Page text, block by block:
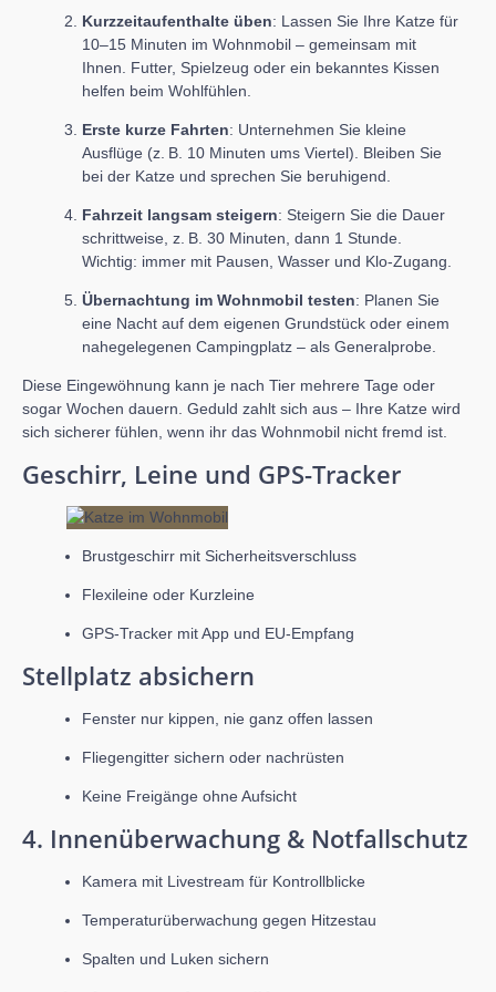
Kurzzeitaufenthalte üben: Lassen Sie Ihre Katze für
10–15 Minuten im Wohnmobil – gemeinsam mit
Ihnen. Futter, Spielzeug oder ein bekanntes Kissen
helfen beim Wohlfühlen.
Erste kurze Fahrten: Unternehmen Sie kleine
Ausflüge (z. B. 10 Minuten ums Viertel). Bleiben Sie
bei der Katze und sprechen Sie beruhigend.
Fahrzeit langsam steigern: Steigern Sie die Dauer
schrittweise, z. B. 30 Minuten, dann 1 Stunde.
Wichtig: immer mit Pausen, Wasser und Klo-Zugang.
Übernachtung im Wohnmobil testen: Planen Sie
eine Nacht auf dem eigenen Grundstück oder einem
nahegelegenen Campingplatz – als Generalprobe.
Diese Eingewöhnung kann je nach Tier mehrere Tage oder
sogar Wochen dauern. Geduld zahlt sich aus – Ihre Katze wird
sich sicherer fühlen, wenn ihr das Wohnmobil nicht fremd ist.
Geschirr, Leine und GPS-Tracker
Brustgeschirr mit Sicherheitsverschluss
Flexileine oder Kurzleine
GPS-Tracker mit App und EU-Empfang
Stellplatz absichern
Fenster nur kippen, nie ganz offen lassen
Fliegengitter sichern oder nachrüsten
Keine Freigänge ohne Aufsicht
4. Innenüberwachung & Notfallschutz
Kamera mit Livestream für Kontrollblicke
Temperaturüberwachung gegen Hitzestau
Spalten und Luken sichern